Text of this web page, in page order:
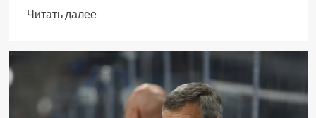
Читать далее